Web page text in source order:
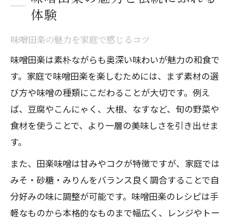
体験
味噌田楽の魅力を家庭で感じるコツ
味噌田楽は素朴ながらも奥深い味わいが魅力の和食で
す。家庭で味噌田楽を楽しむためには、まず素材の選
び方や味噌の種類にこだわることが大切です。例え
ば、豆腐やこんにゃく、大根、なすなど、旬の野菜や
食材を使うことで、より一層の美味しさを引き出せま
す。
また、田楽味噌は甘みやコクが特徴ですが、家庭では
みそ・砂糖・みりんをバランス良く調合することで自
分好みの味に調整が可能です。味噌田楽のレシピは手
軽なものから本格的なものまで幅広く、レンジやトー